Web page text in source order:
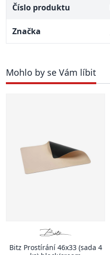
Číslo produktu
Značka
Mohlo by se Vám líbit
Bitz Prostírání 46x33 (sada 4